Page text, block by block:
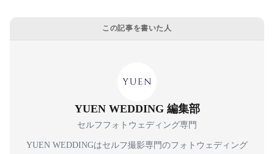
この記事を書いた人
YUEN WEDDING 編集部
セルフフォトウェディング専門
YUEN WEDDINGはセルフ撮影専門のフォトウェディング